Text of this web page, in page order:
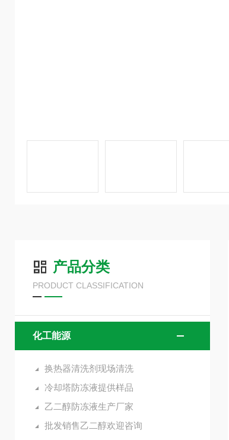
产品分类
PRODUCT CLASSIFICATION
化工能源
换热器清洗剂现场清洗
冷却塔防冻液提供样品
乙二醇防冻液生产厂家
批发销售乙二醇欢迎咨询